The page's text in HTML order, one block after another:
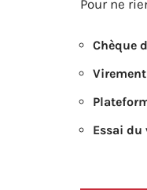
Pour ne
Chèque
Essai du